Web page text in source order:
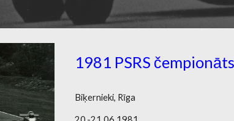
1981 PSRS
Biķernieki, Rīga